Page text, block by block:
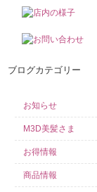
ブログカテゴリー
お知らせ
M3D美髪さま
お得情報
商品情報